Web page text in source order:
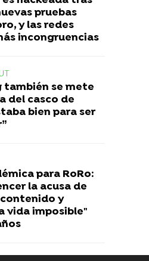
pruebas
y las redes
incongruencias
también se mete
del casco de
bien para ser
para RoRo:
la acusa de
y
vida imposible"